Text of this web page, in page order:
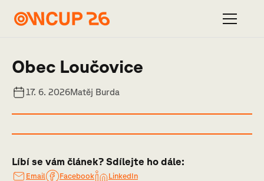
Obec Loučovice
17. 6. 2026Matěj Burda
Líbí se vám článek? Sdílejte ho dále:
Email Facebook LinkedIn